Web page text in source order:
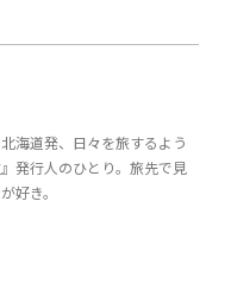
海道発、日々を旅するよう
発行人のひとり。旅先で見
好き。